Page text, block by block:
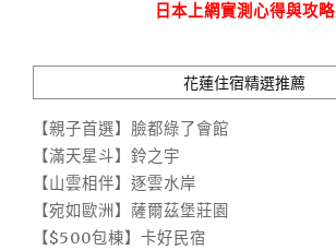
日本上網實測心得與攻略
花蓮住宿精選推薦
【親子首選】臉都綠了會館
【滿天星斗】鈴之宇
【山雲相伴】逐雲水岸
【宛如歐洲】薩爾茲堡莊園
【$500包棟】卡好民宿